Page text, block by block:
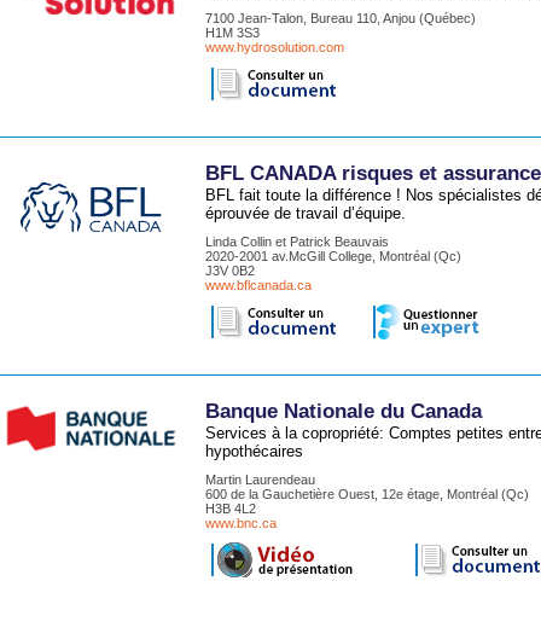
7100 Jean-Talon, Bureau 110, Anjou (Québec)
H1M 3S3
www.hydrosolution.com
BFL CANADA risques et
BFL fait toute la différence ! Nos spécialistes
éprouvée de travail d’équipe.
Linda Collin et Patrick Beauvais
2020-2001 av.McGill College, Montréal (Qc)
J3V 0B2
www.bflcanada.ca
Banque Nationale du Canada
Services à la copropriété: Comptes petites
hypothécaires
Martin Laurendeau
600 de la Gauchetière Ouest, 12e étage, Montréal (Qc)
H3B 4L2
www.bnc.ca